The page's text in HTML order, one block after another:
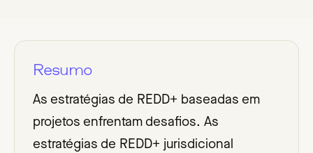
Resumo
As estratégias de REDD+ baseadas em
projetos enfrentam desafios. As
estratégias de REDD+ jurisdicional